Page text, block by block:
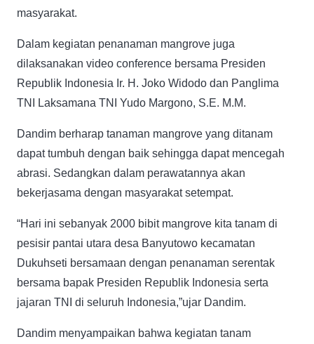
masyarakat.
Dalam kegiatan penanaman mangrove juga
dilaksanakan video conference bersama Presiden
Republik Indonesia Ir. H. Joko Widodo dan Panglima
TNI Laksamana TNI Yudo Margono, S.E. M.M.
Dandim berharap tanaman mangrove yang ditanam
dapat tumbuh dengan baik sehingga dapat mencegah
abrasi. Sedangkan dalam perawatannya akan
bekerjasama dengan masyarakat setempat.
“Hari ini sebanyak 2000 bibit mangrove kita tanam di
pesisir pantai utara desa Banyutowo kecamatan
Dukuhseti bersamaan dengan penanaman serentak
bersama bapak Presiden Republik Indonesia serta
jajaran TNI di seluruh Indonesia,”ujar Dandim.
Dandim menyampaikan bahwa kegiatan tanam